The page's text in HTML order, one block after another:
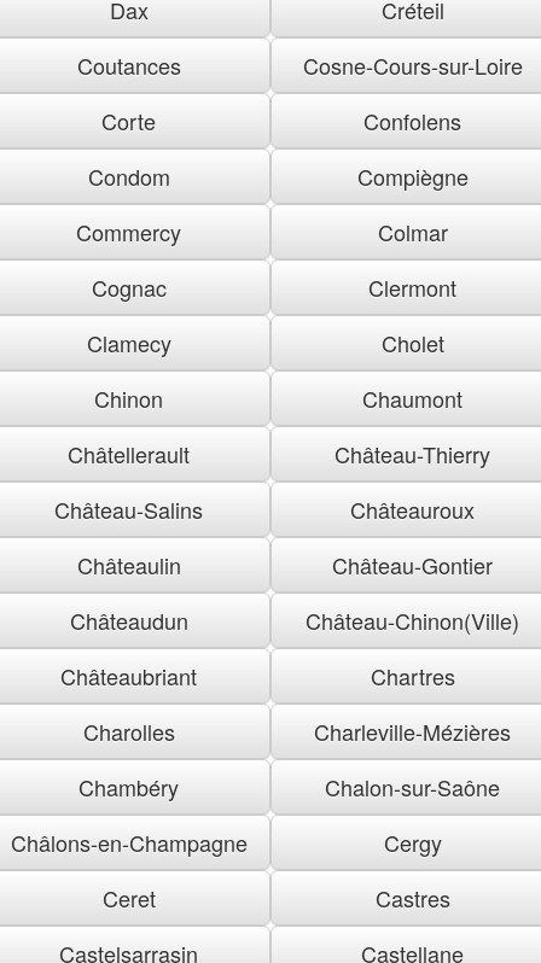
Dax
Créteil
Coutances
Cosne-Cours-sur-Loire
Corte
Confolens
Condom
Compiègne
Commercy
Colmar
Cognac
Clermont
Clamecy
Cholet
Chinon
Chaumont
Châtellerault
Château-Thierry
Château-Salins
Châteauroux
Châteaulin
Château-Gontier
Châteaudun
Château-Chinon(Ville)
Châteaubriant
Chartres
Charolles
Charleville-Mézières
Chambéry
Chalon-sur-Saône
Châlons-en-Champagne
Cergy
Ceret
Castres
Castelsarrasin
Castellane